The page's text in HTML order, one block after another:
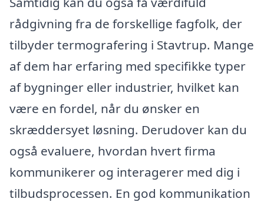
rådgivning fra de forskellige fagfolk, der
tilbyder termografering i Stavtrup. Mange
af dem har erfaring med specifikke typer
af bygninger eller industrier, hvilket kan
være en fordel, når du ønsker en
skræddersyet løsning. Derudover kan du
også evaluere, hvordan hvert firma
kommunikerer og interagerer med dig i
tilbudsprocessen. En god kommunikation